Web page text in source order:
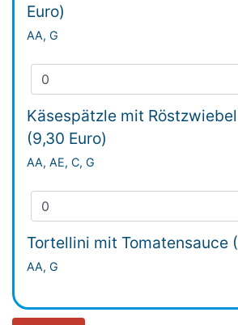
Euro)
AA, G
Käsespätzle mit
(9,30 Euro)
AA, AE, C, G
Tortellini mit Tomatensauce
AA, G